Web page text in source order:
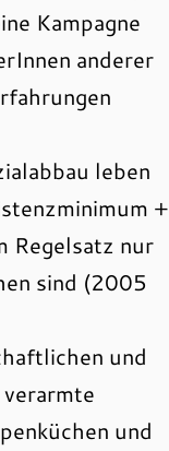
Kampagne
anderer
leben
+
Regelsatz nur
sind (2005
und
und